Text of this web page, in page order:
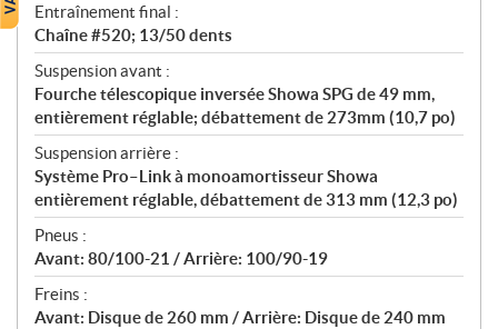
Entraînement final :
Chaîne #520; 13/50 dents
Suspension avant :
Fourche télescopique inversée Showa SPG de 49 mm,
entièrement réglable; débattement de 273mm (10,7 po)
Suspension arrière :
Système Pro–Link à monoamortisseur Showa
entièrement réglable, débattement de 313 mm (12,3 po)
Pneus :
Avant: 80/100-21 / Arrière: 100/90-19
Freins :
Avant: Disque de 260 mm / Arrière: Disque de 240 mm